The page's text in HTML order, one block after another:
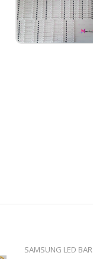
SAMSUNG LED BAR